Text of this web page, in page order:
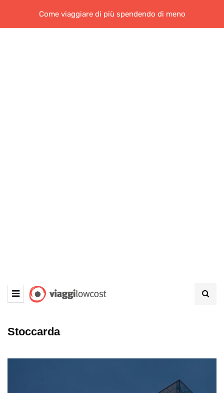
Come viaggiare di più spendendo di meno
Stoccarda